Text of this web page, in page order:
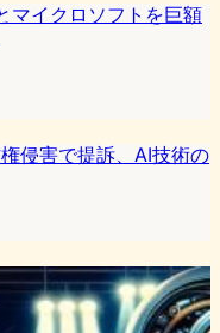
マイクロソフトを巨額
侵害で提訴、AI技術の